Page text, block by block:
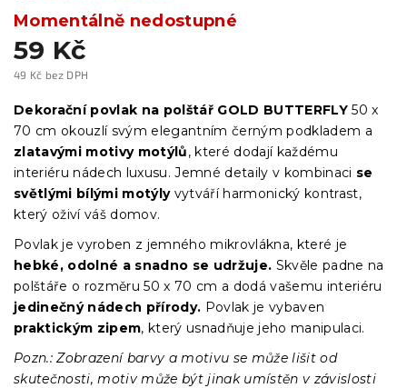
59 Kč
49 Kč bez DPH
cena:
Momentálně nedostupné
Dekorační povlak na polštář GOLD BUTTERFLY 50 x
70 cm okouzlí svým elegantním černým podkladem a
zlatavými motivy motýlů, které dodají každému
interiéru nádech luxusu. Jemné detaily v kombinaci se
světlými bílými motýlyvytváří harmonický kontrast,
který oživí váš domov.
Povlak je vyroben z jemného mikrovlákna, které je
hebké, odolné a snadno se udržuje. Skvěle padne na
polštáře o rozměru 50 x 70 cm a dodá vašemu interiéru
jedinečný nádech přírody. Povlak je vybaven
praktickým zipem, který usnadňuje jeho manipulaci.
Pozn.: Zobrazení barvy a motivu se může lišit od
skutečnosti, motiv může být jinak umístěn v závislosti